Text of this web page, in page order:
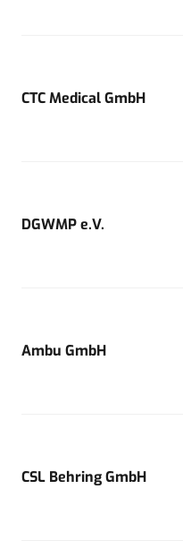
CTC Medical GmbH
DGWMP e.V.
Ambu GmbH
CSL Behring GmbH